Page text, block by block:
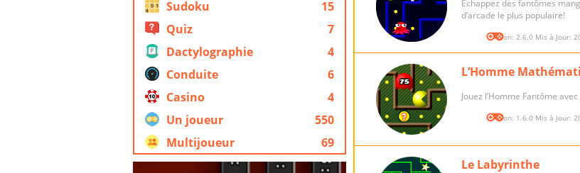
Sudoku
15
Quiz
7
Dactylographie
4
Conduite
6
Casino
4
Un joueur
550
Multijoueur
69
Échappez des fantômes
d’arcade le plus populaire!
Version: 2.6.0 Mis à Jour:
L’Homme
Jouez l’Homme Fantôme
Version: 1.6.0 Mis à Jour:
Le Labyrinthe